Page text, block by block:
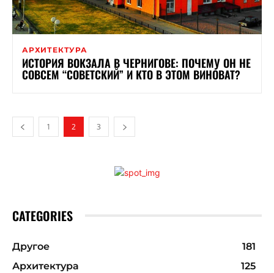
АРХИТЕКТУРА
ИСТОРИЯ ВОКЗАЛА В ЧЕРНИГОВЕ: ПОЧЕМУ ОН НЕ
СОВСЕМ “СОВЕТСКИЙ” И КТО В ЭТОМ ВИНОВАТ?
1 2 3
CATEGORIES
Другое
181
Архитектура
125